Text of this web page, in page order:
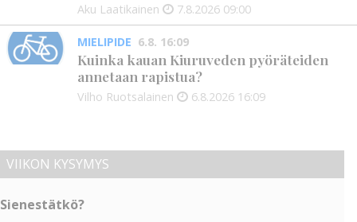
Aku Laatikainen 7.8.2026 09:00
MIELIPIDE 6.8. 16:09
Kuinka kauan Kiuruveden pyöräteiden
annetaan rapistua?
Vilho Ruotsalainen 6.8.2026 16:09
VIIKON KYSYMYS
Sienestätkö?